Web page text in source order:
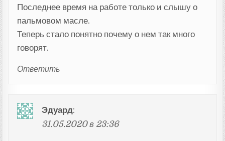
Последнее время на работе только и слышу о
пальмовом масле.
Теперь стало понятно почему о нем так много
говорят.
Ответить
Эдуард:
31.05.2020 в 23:36